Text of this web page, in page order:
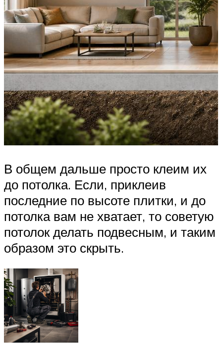
В общем дальше просто клеим их
до потолка. Если, приклеив
последние по высоте плитки, и до
потолка вам не хватает, то советую
потолок делать подвесным, и таким
образом это скрыть.